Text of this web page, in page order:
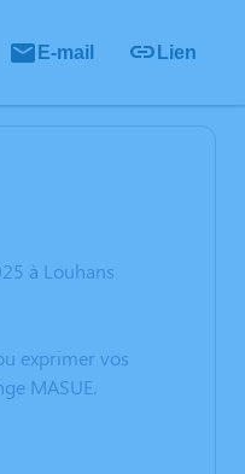
E-mail Lien
à Louhans
exprimer vos
MASUE.